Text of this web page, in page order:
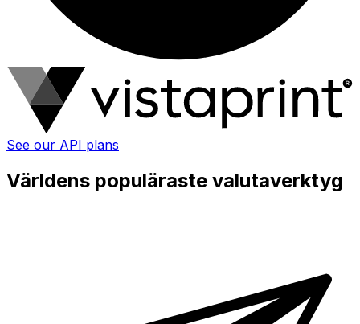
See our API plans
Världens populäraste valutaverktyg